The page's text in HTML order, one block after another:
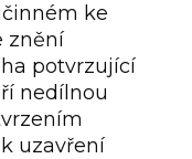
ke
znění
potvrzující
nedílnou
uzavření